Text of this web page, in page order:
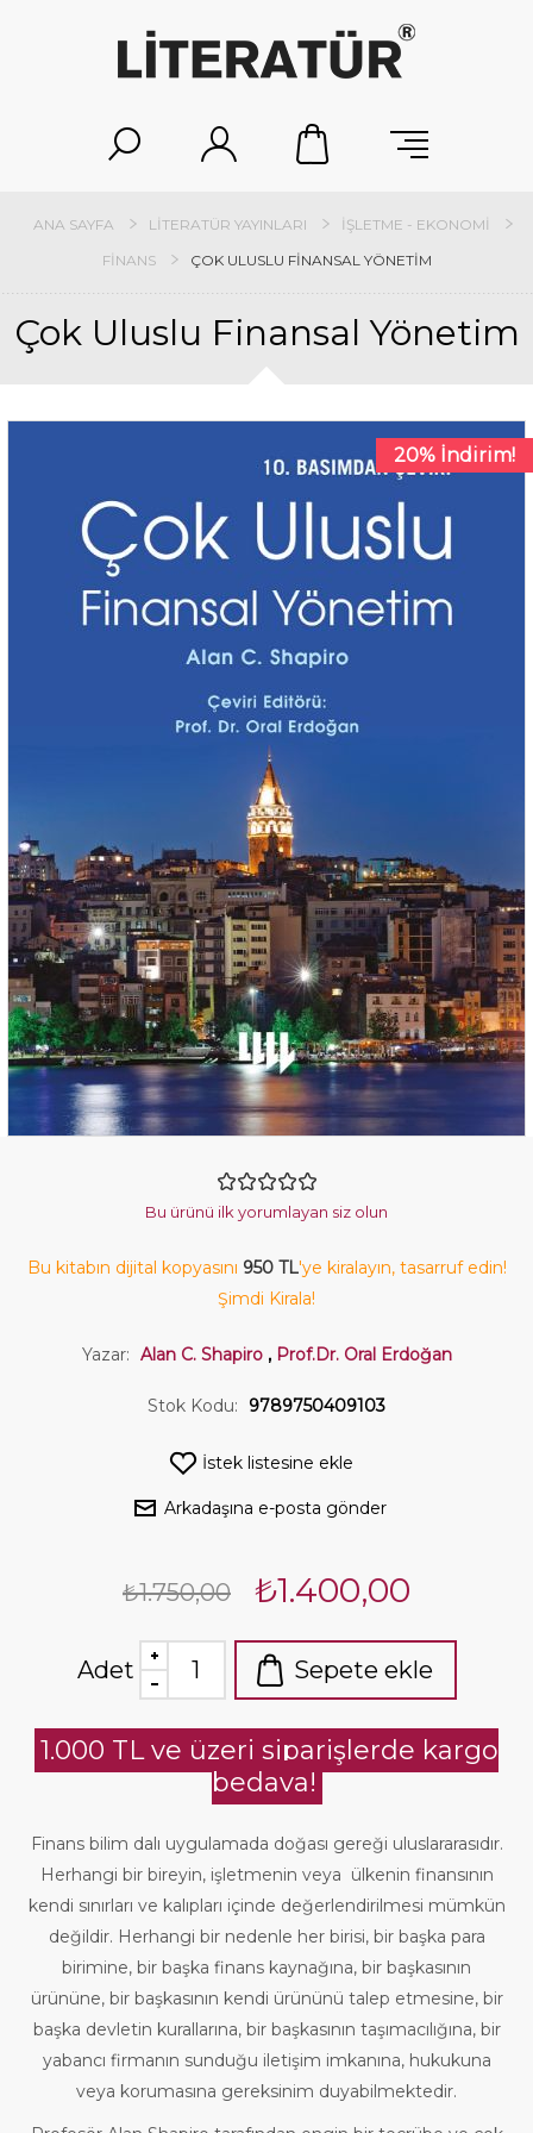
ANA SAYFA LITERATÜR YAYINLARI
İŞLETME - EKONOMI
FINANS
ÇOK ULUSLU FINANSAL YÖNETIM
Çok Uluslu Finansal Yönetim
20% İndirim!
Bu ürünü ilk yorumlayan siz olun
Bu kitabın dijital kopyasını 950 TL'ye kiralayın, tasarruf edin!
Şimdi Kirala!
Yazar: Alan C. Shapiro , Prof.Dr. Oral Erdoğan
Stok Kodu: 9789750409103
İstek listesine ekle
Arkadaşına e-posta gönder
₺1.750,00 ₺1.400,00
Adet Sepete ekle
1.000 TL ve üzeri siparişlerde kargo
bedava!
Finans bilim dalı uygulamada doğası gereği uluslararasıdır.
Herhangi bir bireyin, işletmenin veya ülkenin finansının
kendi sınırları ve kalıpları içinde değerlendirilmesi mümkün
değildir. Herhangi bir nedenle her birisi, bir başka para
birimine, bir başka finans kaynağına, bir başkasının
ürününe, bir başkasının kendi ürününü talep etmesine, bir
başka devletin kurallarına, bir başkasının taşımacılığına, bir
yabancı firmanın sunduğu iletişim imkanına, hukukuna
veya korumasına gereksinim duyabilmektedir.